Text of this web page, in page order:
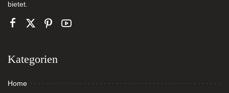
bietet.
Kategorien
Home